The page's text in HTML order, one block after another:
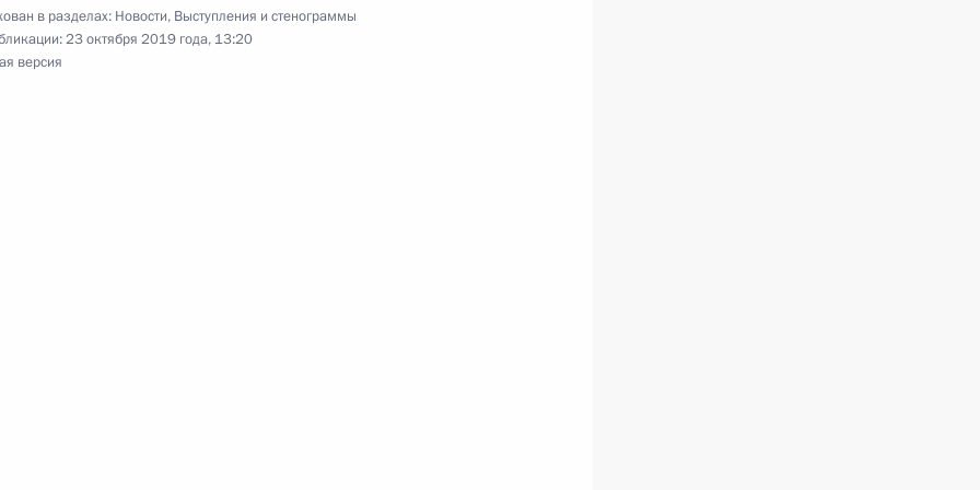
Бухари
в разделах: Новости, Выступления и стенограммы
23 октября 2019 года, 13:20
версия